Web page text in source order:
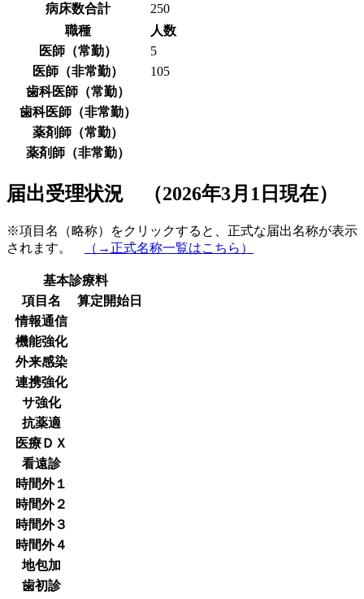
病床数合計
250
職種
人数
医師（常勤）
5
医師（非常勤）
105
歯科医師（常勤）
歯科医師（非常勤）
薬剤師（常勤）
薬剤師（非常勤）
届出受理状況 （2026年3月1日現在）
※項目名（略称）をクリックすると、正式な届出名称が表示
されます。
（→正式名称一覧はこちら）
基本診療料
項目名
算定開始日
情報通信
機能強化
外来感染
連携強化
サ強化
抗薬適
医療ＤＸ
看遠診
時間外１
時間外２
時間外３
時間外４
地包加
歯初診